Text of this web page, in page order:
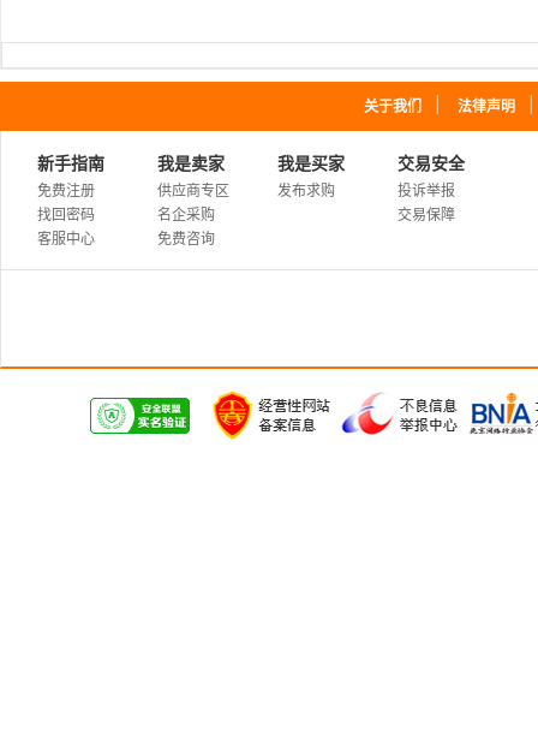
关于我们 法律声明
新手指南
免费注册
找回密码
客服中心
我是卖家
供应商专区
名企采购
免费咨询
我是买家
发布求购
交易安全
投诉举报
交易保障